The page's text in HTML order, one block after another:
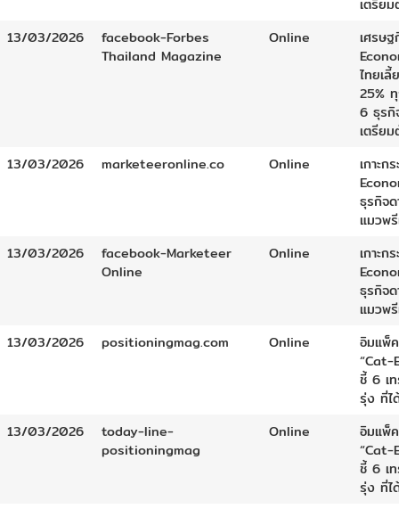
เตรียม
13/03/2026
facebook-Forbes
Thailand Magazine
Online
เศรษ
ไทยเ
25%
6 ธุรกิ
เตรียม
13/03/2026
marketeeronline.co Online
เกาะก
ธุรกิจ
แมวพ
13/03/2026
facebook-Marketeer
Online
Online
เกาะก
ธุรกิจ
แมวพ
13/03/2026
positioningmag.com Online
อิมแพ็
“Cat-
ชี้ 6 เ
รุ่ง ที่ไ
13/03/2026
today-line-
positioningmag
Online
อิมแพ็
“Cat-
ชี้ 6 เ
รุ่ง ที่ไ